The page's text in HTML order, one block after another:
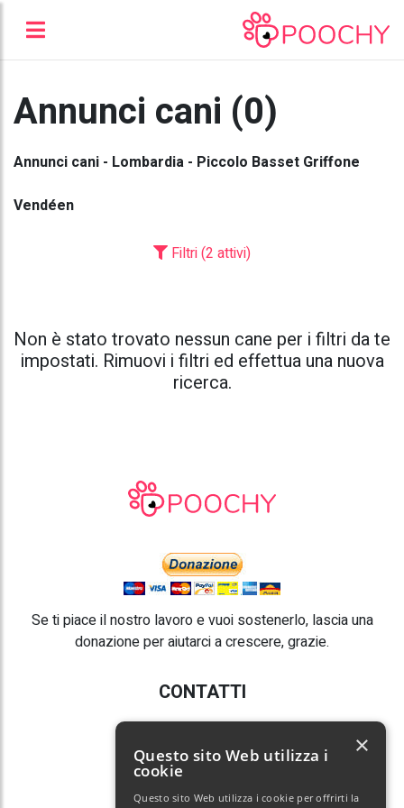
Annunci cani (0)
Annunci cani - Lombardia - Piccolo Basset Griffone
Vendéen
Filtri (2 attivi)
Non è stato trovato nessun cane per i filtri da te
impostati. Rimuovi i filtri ed effettua una nuova
ricerca.
Se ti piace il nostro lavoro e vuoi sostenerlo, lascia una
donazione per aiutarci a crescere, grazie.
CONTATTI
E-mail:info@poochy.it
Questo sito Web utilizza i
cookie
Questo sito Web utilizza i cookie per offrirti la
×